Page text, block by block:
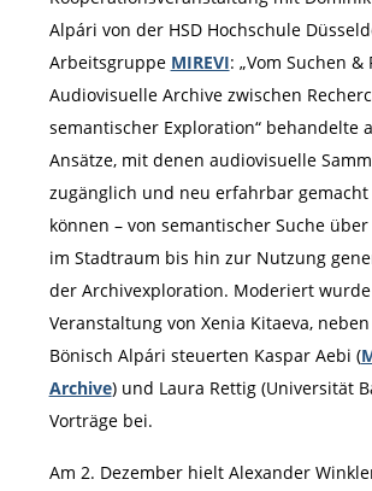
Alpári von der HSD Hochschule
Arbeitsgruppe MIREVI: „Vom Suchen &
Audiovisuelle Archive zwischen
semantischer Exploration“ behandelte
Ansätze, mit denen audiovisuelle
zugänglich und neu erfahrbar
können – von semantischer Suche
im Stadtraum bis hin zur Nutzung
der Archivexploration. Moderiert
Veranstaltung von Xenia Kitaeva,
Bönisch Alpári steuerten Kaspar Aebi (
Archive) und Laura Rettig (Universität
Vorträge bei.
Am 2. Dezember hielt Alexander